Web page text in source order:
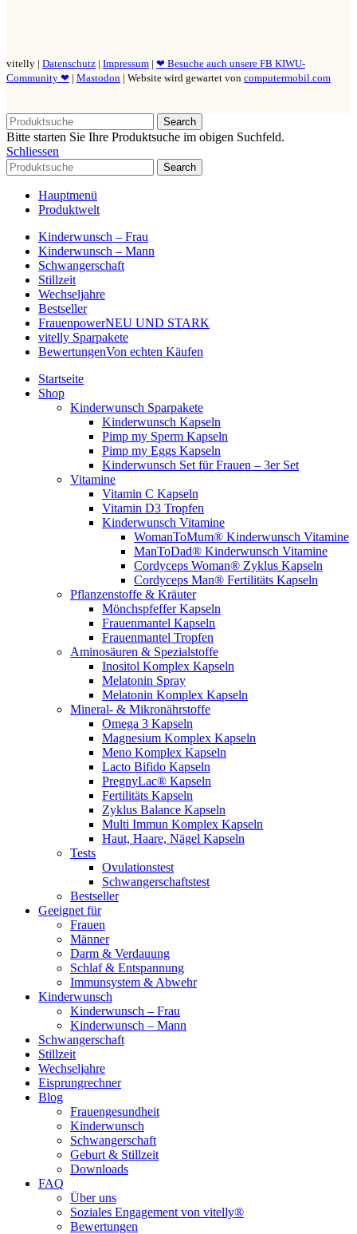
vitelly | Datenschutz | Impressum | ❤ Besuche auch unsere FB KIWU-
Community ❤ | Mastodon | Website wird gewartet von computermobil.com
Search
Bitte starten Sie Ihre Produktsuche im obigen Suchfeld.
Schliessen
Search
Hauptmenü
Produktwelt
Kinderwunsch – Frau
Kinderwunsch – Mann
Schwangerschaft
Stillzeit
Wechseljahre
Bestseller
FrauenpowerNEU UND STARK
vitelly Sparpakete
BewertungenVon echten Käufen
Startseite
Shop
Kinderwunsch Sparpakete
Kinderwunsch Kapseln
Pimp my Sperm Kapseln
Pimp my Eggs Kapseln
Kinderwunsch Set für Frauen – 3er Set
Vitamine
Vitamin C Kapseln
Vitamin D3 Tropfen
Kinderwunsch Vitamine
WomanToMum® Kinderwunsch Vitamine
ManToDad® Kinderwunsch Vitamine
Cordyceps Woman® Zyklus Kapseln
Cordyceps Man® Fertilitäts Kapseln
Pflanzenstoffe & Kräuter
Mönchspfeffer Kapseln
Frauenmantel Kapseln
Frauenmantel Tropfen
Aminosäuren & Spezialstoffe
Inositol Komplex Kapseln
Melatonin Spray
Melatonin Komplex Kapseln
Mineral- & Mikronährstoffe
Omega 3 Kapseln
Magnesium Komplex Kapseln
Meno Komplex Kapseln
Lacto Bifido Kapseln
PregnyLac® Kapseln
Fertilitäts Kapseln
Zyklus Balance Kapseln
Multi Immun Komplex Kapseln
Haut, Haare, Nägel Kapseln
Tests
Ovulationstest
Schwangerschaftstest
Bestseller
Geeignet für
Frauen
Männer
Darm & Verdauung
Schlaf & Entspannung
Immunsystem & Abwehr
Kinderwunsch
Kinderwunsch – Frau
Kinderwunsch – Mann
Schwangerschaft
Stillzeit
Wechseljahre
Eisprungrechner
Blog
Frauengesundheit
Kinderwunsch
Schwangerschaft
Geburt & Stillzeit
Downloads
FAQ
Über uns
Soziales Engagement von vitelly®
Bewertungen